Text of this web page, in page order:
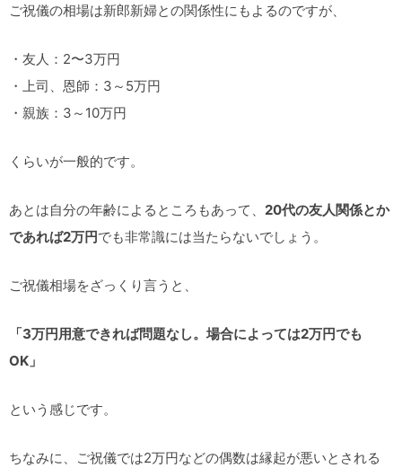
ご祝儀の相場は新郎新婦との関係性にもよるのですが、
・友人：2〜3万円
・上司、恩師：3～5万円
・親族：3～10万円
くらいが一般的です。
あとは自分の年齢によるところもあって、 20代の友人関係とか
であれば2万円でも非常識には当たらないでしょう。
ご祝儀相場をざっくり言うと、
「3万円用意できれば問題なし。場合によっては2万円でも
OK」
という感じです。
ちなみに、ご祝儀では2万円などの偶数は縁起が悪いとされる